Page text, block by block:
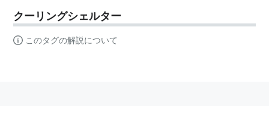
クーリングシェルター
このタグの解説について